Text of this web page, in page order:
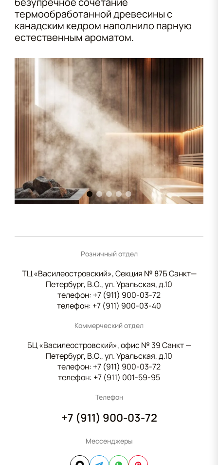
термообработанной древесины с
канадским кедром наполнило парную
естественным ароматом.
Розничный отдел
ТЦ «Василеостровский», Секция № 87Б Санкт—
Петербург, В.О., ул. Уральская, д.10
телефон: +7 (911) 900-03-72
телефон: +7 (911) 900-03-40
Коммерческий отдел
БЦ «Василеостровский», офис № 39 Санкт —
Петербург, В.О., ул. Уральская, д.10
телефон: +7 (911) 900-03-72
телефон: +7 (911) 001-59-95
Телефон
+7 (911) 900-03-72
Мессенджеры